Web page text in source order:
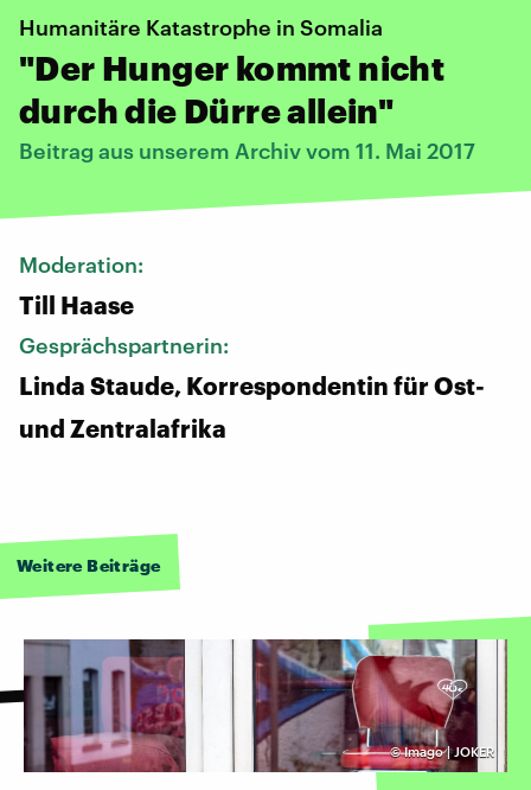
Humanitäre Katastrophe in Somalia
"Der Hunger kommt nicht
durch die Dürre allein"
Beitrag aus unserem Archiv vom 11. Mai 2017
Moderation:
Till Haase
Gesprächspartnerin:
Linda Staude, Korrespondentin für Ost-
und Zentralafrika
Weitere Beiträge
©Imago | JOKER